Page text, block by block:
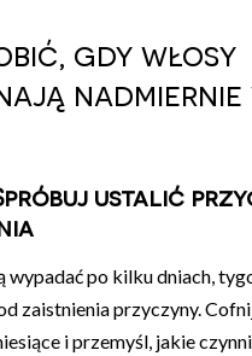
gdy włosy
nadmiernie
ustalić
wypadać po kilku dniach,
zaistnienia przyczyny.
i przemyśl, jakie